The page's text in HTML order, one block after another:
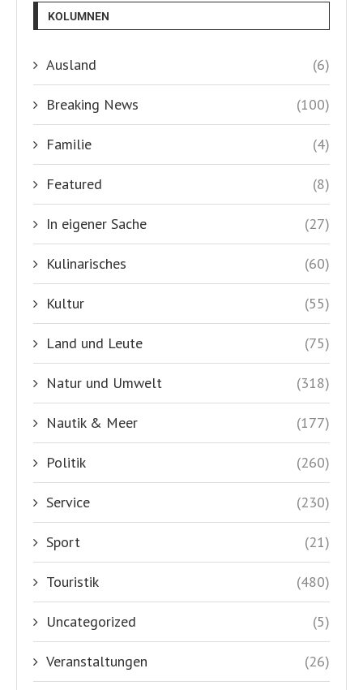
KOLUMNEN
Ausland (6)
Breaking News (100)
Familie (4)
Featured (8)
In eigener Sache (27)
Kulinarisches (60)
Kultur (55)
Land und Leute (75)
Natur und Umwelt (318)
Nautik & Meer (177)
Politik (260)
Service (230)
Sport (21)
Touristik (480)
Uncategorized (5)
Veranstaltungen (26)